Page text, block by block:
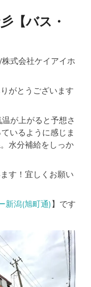
【バス・
式会社ケイアイホ
がとうございます
が上がると予想さ
いるように感じま
水分補給をしっか
す！宜しくお願い
新潟(旭町通) 】です